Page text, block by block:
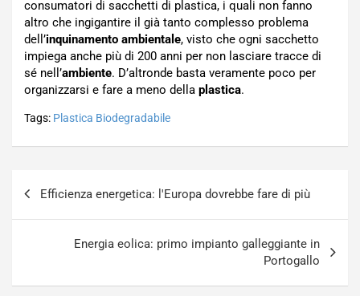
consumatori di sacchetti di plastica, i quali non fanno
altro che ingigantire il già tanto complesso problema
dell’inquinamento ambientale, visto che ogni sacchetto
impiega anche più di 200 anni per non lasciare tracce di
sé nell’ambiente. D’altronde basta veramente poco per
organizzarsi e fare a meno della plastica.
Tags: Plastica Biodegradabile
Efficienza energetica: l'Europa dovrebbe fare di più
Energia eolica: primo impianto galleggiante in
Portogallo